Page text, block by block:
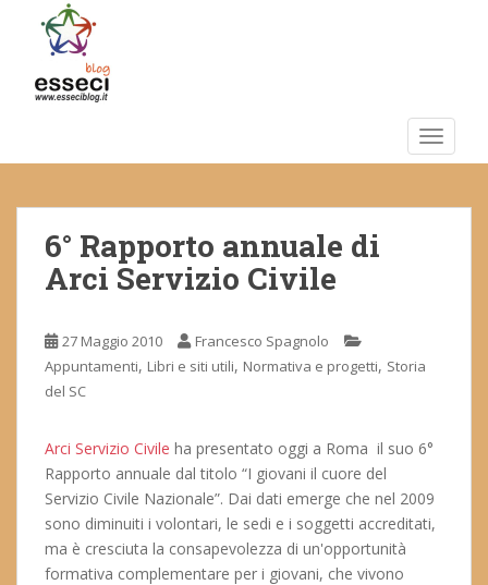
m
6° Rapporto annuale di
Arci Servizio Civile
27 Maggio 2010
Francesco Spagnolo
Appuntamenti, Libri e siti utili, Normativa e progetti, Storia
del SC
Arci Servizio Civile ha presentato oggi a Roma il suo 6°
Rapporto annuale dal titolo “I giovani il cuore del
Servizio Civile Nazionale”. Dai dati emerge che nel 2009
sono diminuiti i volontari, le sedi e i soggetti accreditati,
ma è cresciuta la consapevolezza di un'opportunità
formativa complementare per i giovani, che vivono